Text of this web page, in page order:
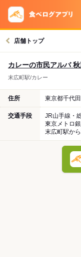
店舗トップ
カレーの市民アルバ
末広町駅/カレー
住所 東京都千代
交通手段
JR山手線・
東京メトロ
末広町駅か